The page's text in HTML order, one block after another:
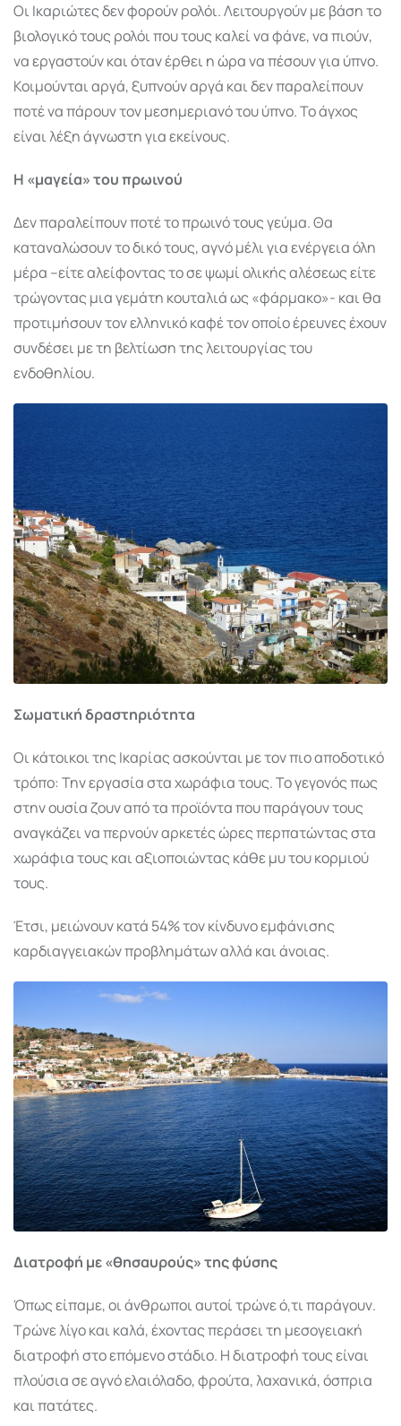
Οι Ικαριώτες δεν φορούν ρολόι. Λειτουργούν με βάση το
βιολογικό τους ρολόι που τους καλεί να φάνε, να πιούν,
να εργαστούν και όταν έρθει η ώρα να πέσουν για ύπνο.
Κοιμούνται αργά, ξυπνούν αργά και δεν παραλείπουν
ποτέ να πάρουν τον μεσημεριανό του ύπνο. Το άγχος
είναι λέξη άγνωστη για εκείνους.
Η «μαγεία» του πρωινού
Δεν παραλείπουν ποτέ το πρωινό τους γεύμα. Θα
καταναλώσουν το δικό τους, αγνό μέλι για ενέργεια όλη
μέρα –είτε αλείφοντας το σε ψωμί ολικής αλέσεως είτε
τρώγοντας μια γεμάτη κουταλιά ως «φάρμακο»- και θα
προτιμήσουν τον ελληνικό καφέ τον οποίο έρευνες έχουν
συνδέσει με τη βελτίωση της λειτουργίας του
ενδοθηλίου.
Σωματική δραστηριότητα
Οι κάτοικοι της Ικαρίας ασκούνται με τον πιο αποδοτικό
τρόπο: Την εργασία στα χωράφια τους. Το γεγονός πως
στην ουσία ζουν από τα προϊόντα που παράγουν τους
αναγκάζει να περνούν αρκετές ώρες περπατώντας στα
χωράφια τους και αξιοποιώντας κάθε μυ του κορμιού
τους.
Έτσι, μειώνουν κατά 54% τον κίνδυνο εμφάνισης
καρδιαγγειακών προβλημάτων αλλά και άνοιας.
Διατροφή με «θησαυρούς» της φύσης
Όπως είπαμε, οι άνθρωποι αυτοί τρώνε ό,τι παράγουν.
Τρώνε λίγο και καλά, έχοντας περάσει τη μεσογειακή
διατροφή στο επόμενο στάδιο. Η διατροφή τους είναι
πλούσια σε αγνό ελαιόλαδο, φρούτα, λαχανικά, όσπρια
και πατάτες.